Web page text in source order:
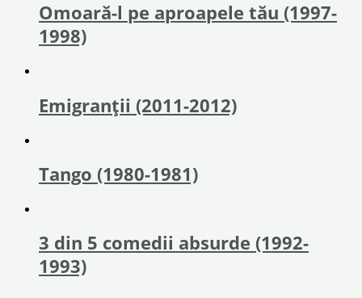
Omoară-l pe aproapele tău (1997-
1998)
Emigranţii (2011-2012)
Tango (1980-1981)
3 din 5 comedii absurde (1992-
1993)